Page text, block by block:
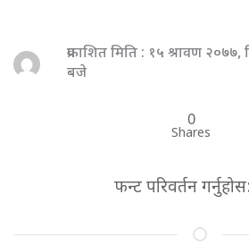
प्रकाशित मिति : १५ श्रावण
बजे
0
Shares
फन्ट परिवर्तन गर्नुहोस: